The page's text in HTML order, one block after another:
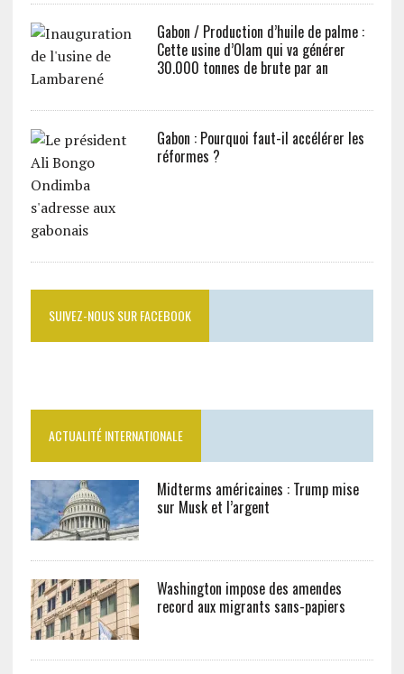
Gabon / Production d’huile de palme :
Cette usine d’Olam qui va générer
30.000 tonnes de brute par an
Gabon : Pourquoi faut-il accélérer les
réformes ?
SUIVEZ-NOUS SUR FACEBOOK
ACTUALITÉ INTERNATIONALE
Midterms américaines : Trump mise
sur Musk et l’argent
Washington impose des amendes
record aux migrants sans-papiers